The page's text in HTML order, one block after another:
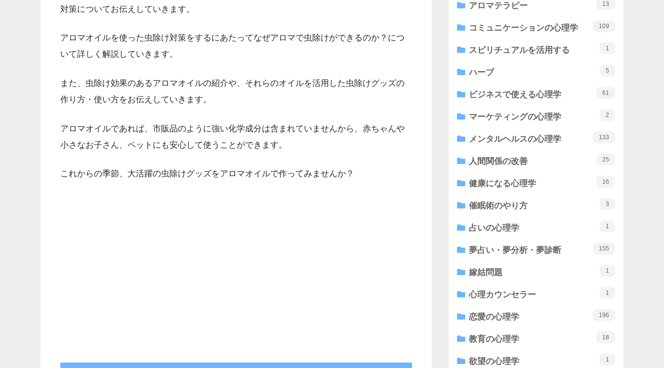
対策についてお伝えしていきます。
アロマオイルを使った虫除け対策をするにあたってなぜアロマで虫除けができるのか？につ
いて詳しく解説していきます。
また、虫除け効果のあるアロマオイルの紹介や、それらのオイルを活用した虫除けグッズの
作り方・使い方をお伝えしていきます。
アロマオイルであれば、市販品のように強い化学成分は含まれていませんから、赤ちゃんや
小さなお子さん、ペットにも安心して使うことができます。
これからの季節、大活躍の虫除けグッズをアロマオイルで作ってみませんか？
アロマテラピー 13
コミュニケーションの心理学 109
スピリチュアルを活用する 1
ハーブ 5
ビジネスで使える心理学 61
マーケティングの心理学 2
メンタルヘルスの心理学 133
人間関係の改善 25
健康になる心理学 16
催眠術のやり方 3
占いの心理学 1
夢占い・夢分析・夢診断 155
嫁姑問題 1
心理カウンセラー 1
恋愛の心理学 196
教育の心理学 18
欲望の心理学 1